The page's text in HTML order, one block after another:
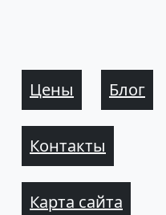
Цены Блог
Контакты
Карта сайта